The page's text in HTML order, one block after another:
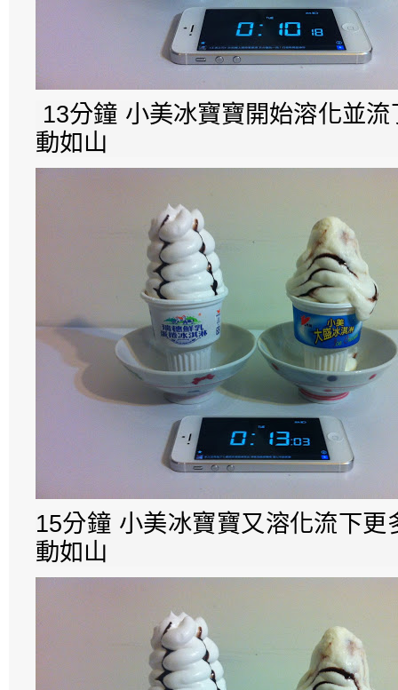
13分鐘 小美冰寶寶開始溶化並
動如山
15分鐘 小美冰寶寶又溶化流下
動如山